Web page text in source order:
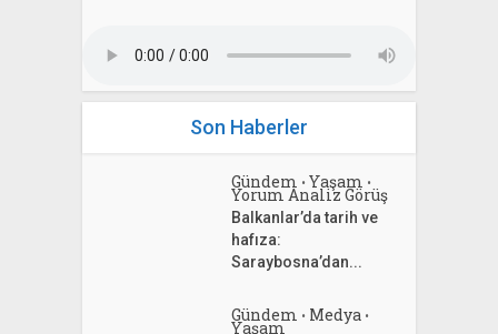
Son Haberler
Gündem • Yaşam •
Yorum Analiz Görüş
Balkanlar’da tarih ve
hafıza:
Saraybosna’dan...
Gündem • Medya •
Yaşam